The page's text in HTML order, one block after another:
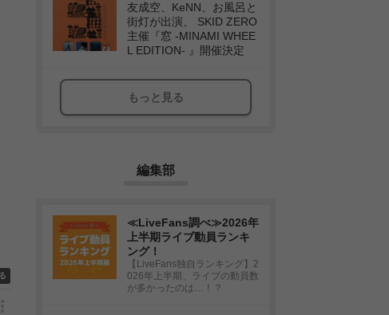
友成空、KeNN、お風呂と
街灯が出演、 SKID ZERO
主催『窓 -MINAMI WHEE
L EDITION- 』開催決定
もっと見る
編集部
≪LiveFans調べ≫2026年
上半期ライブ動員ランキ
ング！
【LiveFans独自ランキング】2
026年上半期、ライブの動員数
が多かったのは…！？